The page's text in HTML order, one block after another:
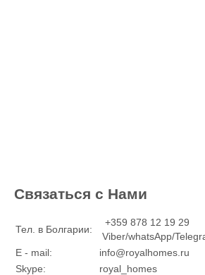
Связаться с Нами
Тел. в Болгарии:
+359 878 12 19 29
Viber/whatsApp/
E - mail:
info@royalhomes.ru
Skype:
royal_homes